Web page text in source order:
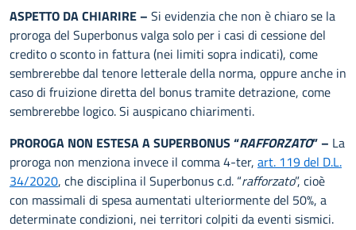
ASPETTO DA CHIARIRE – Si evidenzia che non è chiaro se la
proroga del Superbonus valga solo per i casi di cessione del
credito o sconto in fattura (nei limiti sopra indicati), come
sembrerebbe dal tenore letterale della norma, oppure anche in
caso di fruizione diretta del bonus tramite detrazione, come
sembrerebbe logico. Si auspicano chiarimenti.
PROROGA NON ESTESA A SUPERBONUS “RAFFORZATO” – La
proroga non menziona invece il comma 4-ter, art. 119 del D.L.
34/2020, che disciplina il Superbonus c.d. “rafforzato”, cioè
con massimali di spesa aumentati ulteriormente del 50%, a
determinate condizioni, nei territori colpiti da eventi sismici.